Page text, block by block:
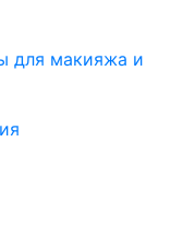
для макияжа и